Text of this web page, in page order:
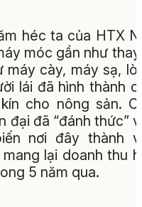
héc ta của HTX
móc gần như
máy cày, máy sạ, lò
lái đã hình thành
cho nông sản.
đại đã “đánh thức”
nơi đây thành
lại doanh thu
5 năm qua.